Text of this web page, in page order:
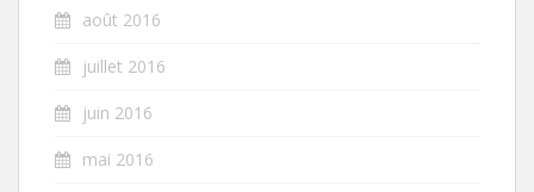
août 2016
juillet 2016
juin 2016
mai 2016